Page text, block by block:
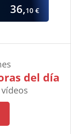
del día
36,10 €